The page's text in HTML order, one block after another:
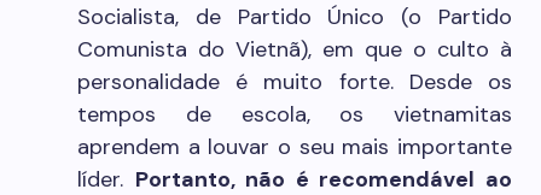
Socialista, de Partido Único (o Partido
Comunista do Vietnã), em que o culto à
personalidade é muito forte. Desde os
tempos de escola, os vietnamitas
aprendem a louvar o seu mais importante
líder. Portanto, não é recomendável ao